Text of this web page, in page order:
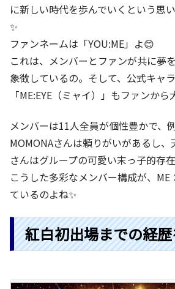
に新しい時代を歩んでいくという思
✨
ファンネームは「YOU:ME」よ😊
これは、メンバーとファンが共に夢
象徴しているの。そして、公式キャ
「ME:EYE（ミャイ）」もファンか
メンバーは11人全員が個性豊かで、
MOMONAさんは頼りがいがあるし
さんはグループの可愛い末っ子的存
こうした多彩なメンバー構成が、
ているのよね✨
紅白初出場までの経